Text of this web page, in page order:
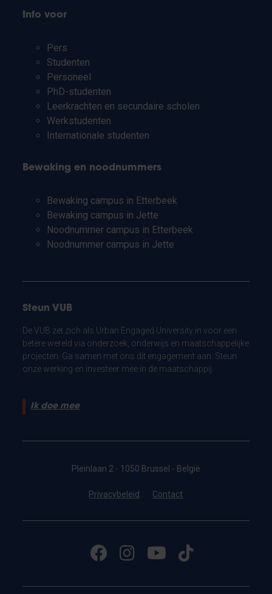
Info voor
Pers
Studenten
Personeel
PhD-studenten
Leerkrachten en secundaire scholen
Werkstudenten
Internationale studenten
Bewaking en noodnummers
Bewaking campus in Etterbeek
Bewaking campus in Jette
Noodnummer campus in Etterbeek
Noodnummer campus in Jette
Steun VUB
De VUB zet zich als Urban Engaged University in voor een
betere wereld via onderzoek, onderwijs en maatschappelijke
projecten. Ga samen met ons dit engagement aan. Steun
onze werking en investeer mee in de maatschappij.
Ik doe mee
Pleinlaan 2 - 1050 Brussel - België
Privacybeleid Contact